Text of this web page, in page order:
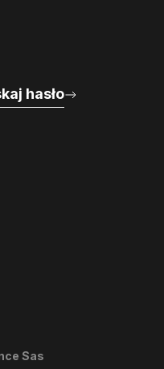
Sas
hasło